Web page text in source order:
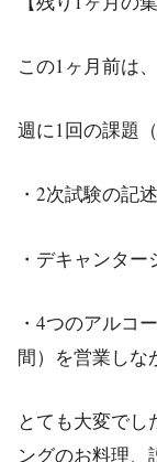
この1ヶ月前は
週に1回の課題
・2次試験の記
・デキャンター
・4つのアルコ
間）を営業しな
とても大変でし
ングのお料理、